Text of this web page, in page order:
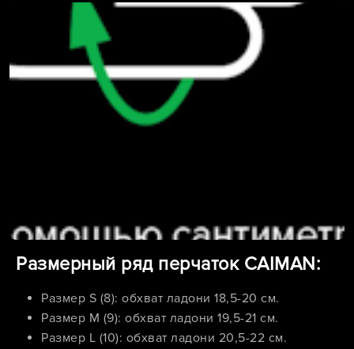
Размерный ряд перчаток CAIMAN:
Размер S (8): обхват ладони 18,5-20 см.
Размер M (9): обхват ладони 19,5-21 см.
Размер L (10): обхват ладони 20,5-22 см.